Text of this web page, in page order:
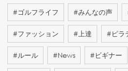
#ゴルフライフ #みんなの声
#ファッション #上達 #ピラ
#ルール #News #ビギナー